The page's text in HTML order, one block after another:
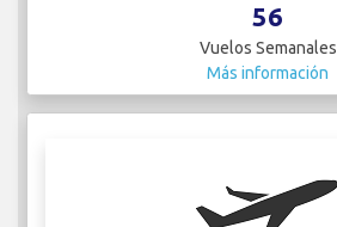
56
Vuelos Semanales
Más información